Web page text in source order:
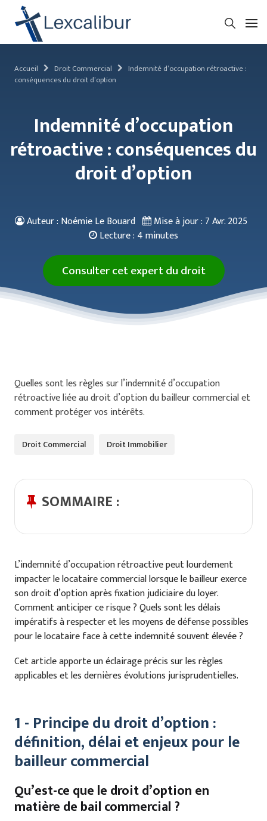
Accueil Droit Commercial
Indemnité d’occupation rétroactive :
conséquences du droit d’option
Indemnité d’occupation
rétroactive : conséquences du
droit d’option
Auteur : Noémie Le Bouard Mise à jour : 7 Avr. 2025
Lecture : 4 minutes
Consulter cet expert du droit
Quelles sont les règles sur l’indemnité d’occupation
rétroactive liée au droit d’option du bailleur commercial et
comment protéger vos intérêts.
Droit Commercial Droit Immobilier
SOMMAIRE :
L’indemnité d’occupation rétroactive peut lourdement
impacter le locataire commercial lorsque le bailleur exerce
son droit d’option après fixation judiciaire du loyer.
Comment anticiper ce risque ? Quels sont les délais
impératifs à respecter et les moyens de défense possibles
pour le locataire face à cette indemnité souvent élevée ?
Cet article apporte un éclairage précis sur les règles
applicables et les dernières évolutions jurisprudentielles.
1 - Principe du droit d’option :
définition, délai et enjeux pour le
bailleur commercial
Qu’est-ce que le droit d’option en
matière de bail commercial ?